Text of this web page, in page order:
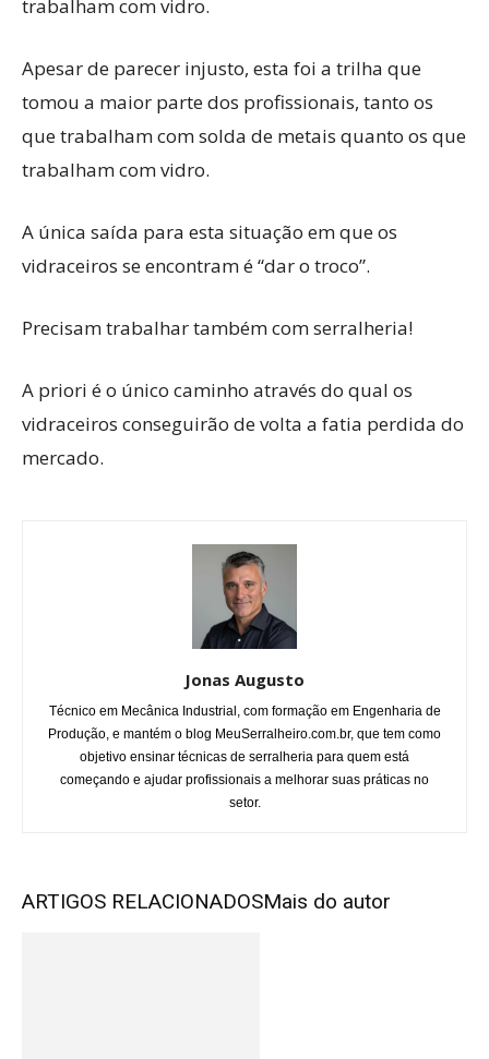
trabalham com vidro.
Apesar de parecer injusto, esta foi a trilha que
tomou a maior parte dos profissionais, tanto os
que trabalham com solda de metais quanto os que
trabalham com vidro.
A única saída para esta situação em que os
vidraceiros se encontram é “dar o troco”.
Precisam trabalhar também com serralheria!
A priori é o único caminho através do qual os
vidraceiros conseguirão de volta a fatia perdida do
mercado.
Jonas Augusto
Técnico em Mecânica Industrial, com formação em Engenharia de
Produção, e mantém o blog MeuSerralheiro.com.br, que tem como
objetivo ensinar técnicas de serralheria para quem está
começando e ajudar profissionais a melhorar suas práticas no
setor.
ARTIGOS RELACIONADOSMais do autor